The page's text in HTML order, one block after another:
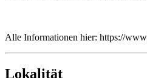
Alle Informationen hier: https://
Lokalität